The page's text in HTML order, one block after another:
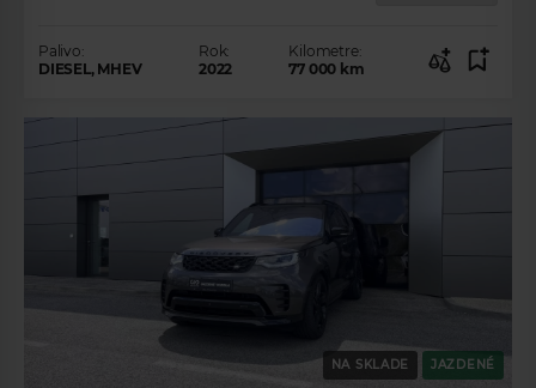
Palivo:
DIESEL, MHEV
Rok:
2022
Kilometre:
77 000 km
NA SKLADE JAZDENÉ